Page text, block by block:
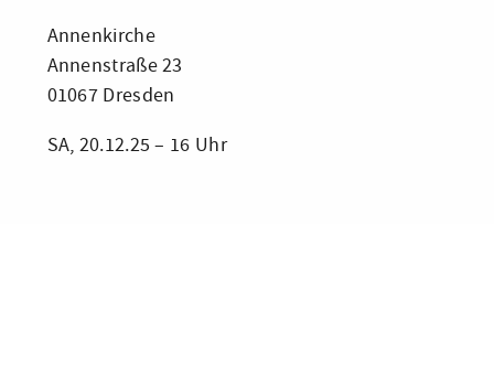
Annenkirche
Annenstraße 23
01067 Dresden
SA, 20.12.25 – 16 Uhr